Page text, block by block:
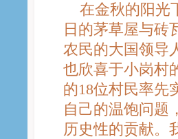
在金秋的阳光
日的茅草屋与砖
农民的大国领导
也欣喜于小岗村
的18位村民率先
自己的温饱问题
历史性的贡献。